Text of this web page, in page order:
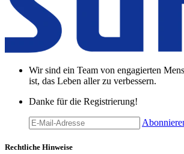
Wir sind ein Team von engagierten
ist, das Leben aller zu verbessern.
Danke für die Registrierung!
Rechtliche Hinweise